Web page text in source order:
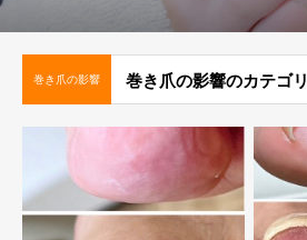
巻き爪の影響 巻き爪の影響のカテゴリ